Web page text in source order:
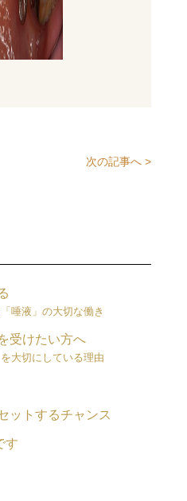
次の記事へ >
唾液」の大切な働き
受けたい方へ
大切にしている理由
ットするチャンス
す